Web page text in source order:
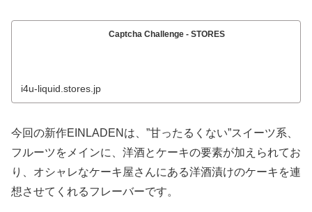
Captcha Challenge - STORES
i4u-liquid.stores.jp
今回の新作EINLADENは、”甘ったるくない”スイーツ系、
フルーツをメインに、洋酒とケーキの要素が加えられてお
り、オシャレなケーキ屋さんにある洋酒漬けのケーキを連
想させてくれるフレーバーです。